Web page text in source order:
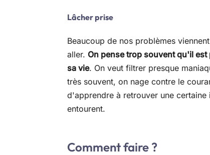
Lâcher prise
Beaucoup de nos problèmes
aller. On pense trop souvent qu'il
sa vie. On veut filtrer presque
très souvent, on nage contre le
d'apprendre à retrouver une
entourent.
Comment faire ?